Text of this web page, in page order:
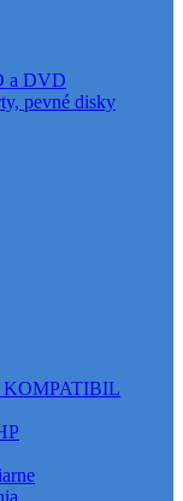
a DVD
pevné disky
KOMPATIBIL